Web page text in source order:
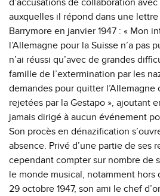
auxquelles il répond dans une lettre
Barrymore en janvier 1947 : « Mon
l’Allemagne pour la Suisse n’a pas
n’ai réussi qu’avec de grandes
famille de l’extermination par les
demandes pour quitter
rejetées par la Gestapo », ajoutant
jamais dirigé à aucun événement
Son procès en dénazification
absence. Privé d’une partie de ses
cependant compter sur nombre de
le monde musical, notamment hors
29 octobre 1947, son ami le chef